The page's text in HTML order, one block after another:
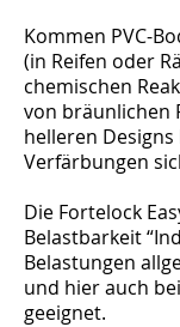
Kommen PVC-
(in Reifen oder
chemischen
von bräunlichen
helleren
Verfärbungen
Die Fortelock
Belastbarkeit
Belastungen
und hier auch
geeignet.